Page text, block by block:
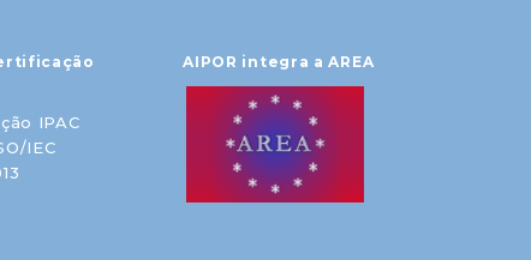
IPAC
IEC
AIPOR integra a AREA